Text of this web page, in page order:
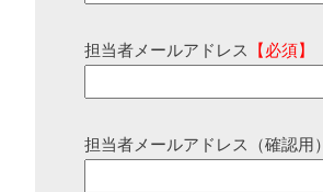
担当者メールアドレス 【必須】
担当者メールアドレス（確認用）